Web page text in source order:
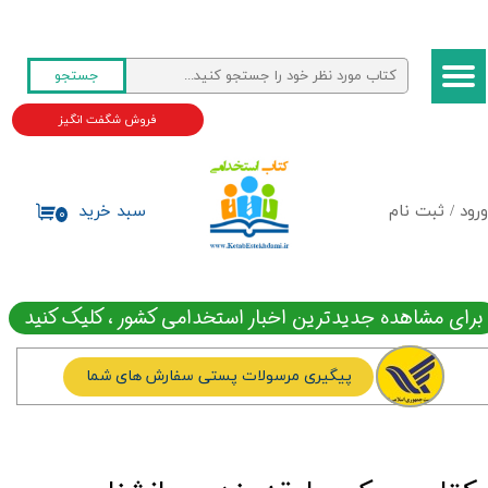
ورود / ثبت نام
حساب کاربری من
تغییر گذر واژه
جستجو
۰ سبد خرید
فروش شگفت انگیز
برای مشاهده جدیدترین اخبار استخدامی کشور ، کلیک کنید
پیگیری مرسولات پستی سفارش های شما